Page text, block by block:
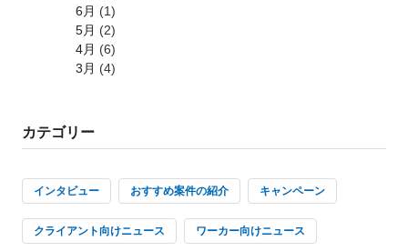
6月 (1)
5月 (2)
4月 (6)
3月 (4)
カテゴリー
インタビュー おすすめ案件の紹介 キャンペーン
クライアント向けニュース ワーカー向けニュース